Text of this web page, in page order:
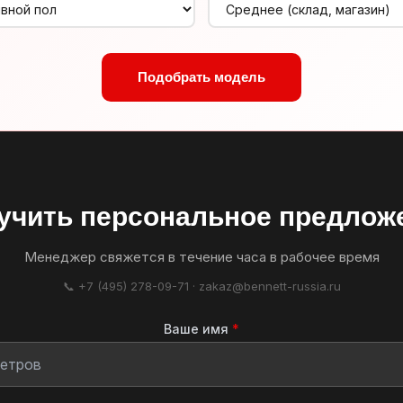
Подобрать модель
персональное
Менеджер свяжется в течение часа в рабочее время
📞 +7 (495) 278-09-71 · zakaz@bennett-russia.ru
Ваше имя *